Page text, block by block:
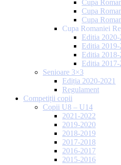
Cupa
Cupa
Cupa
Cupa Romaniei
Editia 2020-
Editia
Editia
Editia
Senioare 3×3
Ediția 2020-2021
Regulament
Competiții copii
Copii U8 – U14
2021-2022
2019-2020
2018-2019
2017-2018
2016-2017
2015-2016